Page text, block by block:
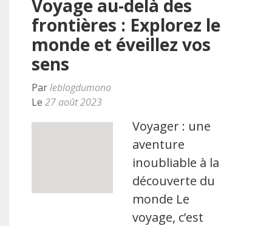
Voyage au-delà des
frontières : Explorez le
monde et éveillez vos
sens
Parleblogdumono
Le 27 août 2023
Voyager : une
aventure
inoubliable à la
découverte du
monde Le
voyage, c’est